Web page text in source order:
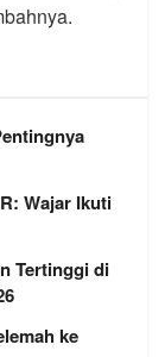
Wajar Ikuti
Tertinggi di
ke